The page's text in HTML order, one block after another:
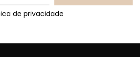
de privacidade